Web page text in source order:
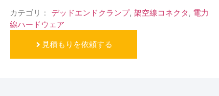
カテゴリ： デッドエンドクランプ, 架空線コネクタ, 電力
線ハードウェア
見積もりを依頼する